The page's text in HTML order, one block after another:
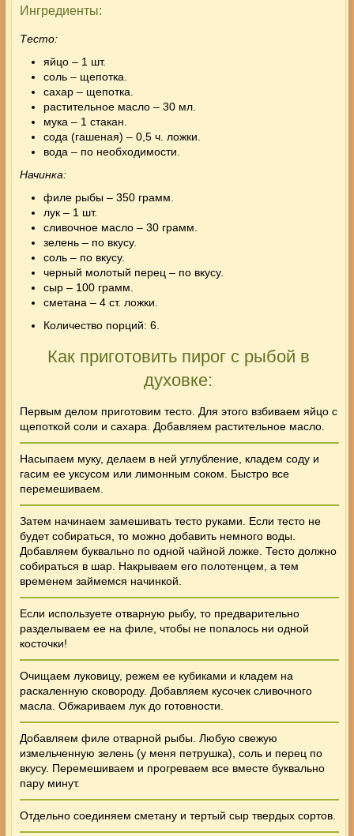
Ингредиенты:
Тесто:
яйцо – 1 шт.
соль – щепотка.
сахар – щепотка.
растительное масло – 30 мл.
мука – 1 стакан.
сода (гашеная) – 0,5 ч. ложки.
вода – по необходимости.
Начинка:
филе рыбы – 350 грамм.
лук – 1 шт.
сливочное масло – 30 грамм.
зелень – по вкусу.
соль – по вкусу.
черный молотый перец – по вкусу.
сыр – 100 грамм.
сметана – 4 ст. ложки.
Количество порций: 6.
Как приготовить пирог с рыбой в
духовке:
Первым делом приготовим тесто. Для этого взбиваем яйцо с
щепоткой соли и сахара. Добавляем растительное масло.
Насыпаем муку, делаем в ней углубление, кладем соду и
гасим ее уксусом или лимонным соком. Быстро все
перемешиваем.
Затем начинаем замешивать тесто руками. Если тесто не
будет собираться, то можно добавить немного воды.
Добавляем буквально по одной чайной ложке. Тесто должно
собираться в шар. Накрываем его полотенцем, а тем
временем займемся начинкой.
Если используете отварную рыбу, то предварительно
разделываем ее на филе, чтобы не попалось ни одной
косточки!
Очищаем луковицу, режем ее кубиками и кладем на
раскаленную сковороду. Добавляем кусочек сливочного
масла. Обжариваем лук до готовности.
Добавляем филе отварной рыбы. Любую свежую
измельченную зелень (у меня петрушка), соль и перец по
вкусу. Перемешиваем и прогреваем все вместе буквально
пару минут.
Отдельно соединяем сметану и тертый сыр твердых сортов.